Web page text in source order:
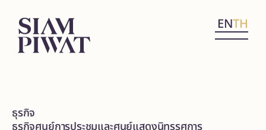
ENTH
ธุรกิจ
ธุรกิจศูนย์การประชุมและศูนย์แสดงนิทรรศการ